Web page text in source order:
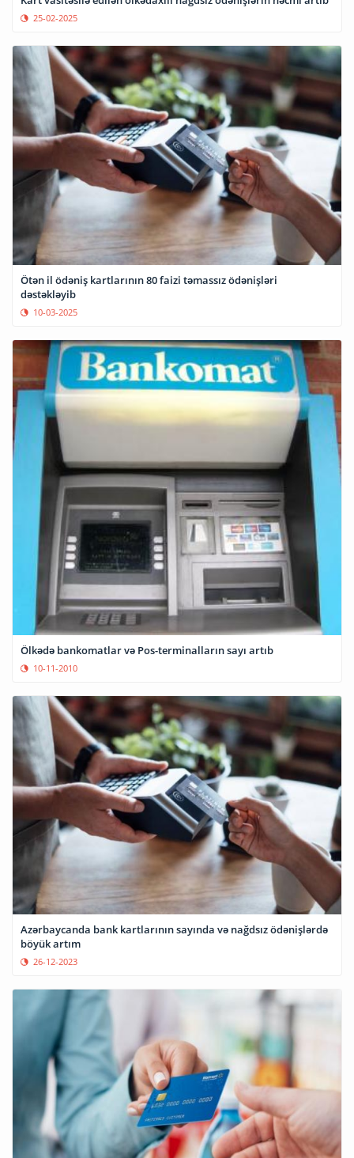
25-02-2025
Ötən il ödəniş kartlarının 80 faizi təmassız ödənişləri
dəstəkləyib
10-03-2025
Ölkədə bankomatlar və Pos-terminalların sayı artıb
10-11-2010
Azərbaycanda bank kartlarının sayında və nağdsız ödənişlərdə
böyük artım
26-12-2023